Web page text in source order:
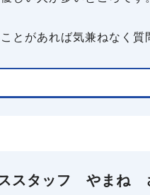
とがあれば気兼ねなく質
スタッフ やまね